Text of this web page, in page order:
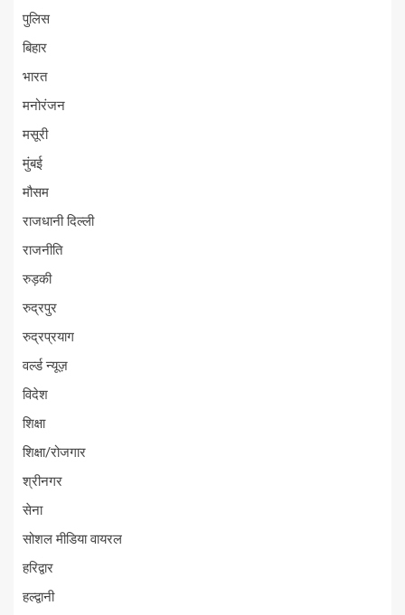
पुलिस
बिहार
भारत
मनोरंजन
मसूरी
मुंबई
मौसम
राजधानी दिल्ली
राजनीति
रुड़की
रुद्रपुर
रुद्रप्रयाग
वर्ल्ड न्यूज़
विदेश
शिक्षा
शिक्षा/रोजगार
श्रीनगर
सेना
सोशल मीडिया वायरल
हरिद्वार
हल्द्वानी